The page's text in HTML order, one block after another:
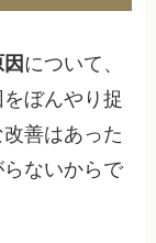
について、
ぼんやり捉
善はあった
ないからで